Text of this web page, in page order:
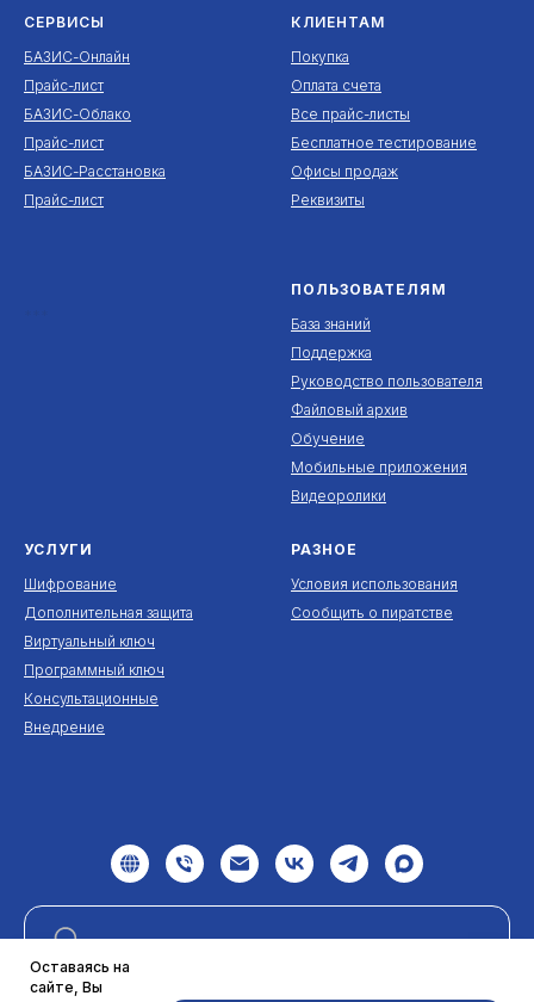
СЕРВИСЫ
БАЗИС-Онлайн
Прайс-лист
БАЗИС-Облако
Прайс-лист
БАЗИС-Расстановка
Прайс-лист
КЛИЕНТАМ
Покупка
Оплата счета
Все прайс-листы
Бесплатное тестирование
Офисы продаж
Реквизиты
ПОЛЬЗОВАТЕЛЯМ
База знаний
Поддержка
Руководство пользователя
Файловый архив
Обучение
Мобильные приложения
Видеоролики
УСЛУГИ
Шифрование
Дополнительная защита
Виртуальный ключ
Программный ключ
Консультационные
Внедрение
РАЗНОЕ
Условия использования
Сообщить о пиратстве
Оставаясь на
сайте, Вы